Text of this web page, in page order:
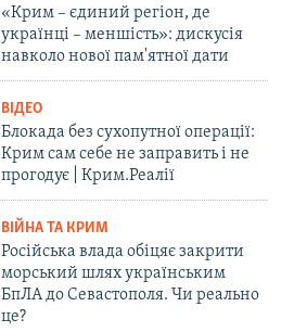
«Крим – єдиний регіон, де
українці – меншість»: дискусія
навколо нової пам'ятної дати
ВІДЕО
Блокада без сухопутної операції:
Крим сам себе не заправить і не
прогодує | Крим.Реалії
ВІЙНА ТА КРИМ
Російська влада обіцяє закрити
морський шлях українським
БпЛА до Севастополя. Чи реально
це?